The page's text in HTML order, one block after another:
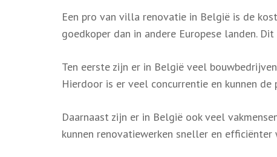
Een pro van villa renovatie in België is de
goedkoper dan in andere Europese landen.
Ten eerste zijn er in België veel
Hierdoor is er veel concurrentie en kunnen
Daarnaast zijn er in België ook veel
kunnen renovatiewerken sneller en